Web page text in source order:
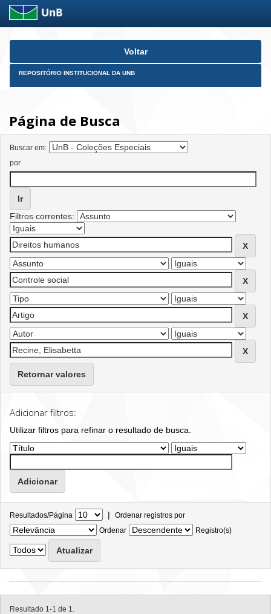
Skip
Voltar
REPOSITÓRIO INSTITUCIONAL DA UNB
Página de Busca
Buscar em:
por
Filtros correntes:
Retornar valores
Adicionar filtros:
Utilizar filtros para refinar o resultado de busca.
Resultados/Página | Ordenar registros por
Ordenar
Registro(s)
Resultado 1-1 de 1.